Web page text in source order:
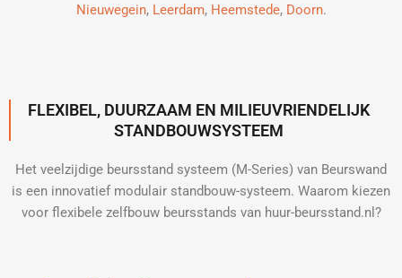
Nieuwegein, Leerdam, Heemstede, Doorn.
FLEXIBEL, DUURZAAM EN MILIEUVRIENDELIJK
STANDBOUWSYSTEEM
Het veelzijdige beursstand systeem (M-Series) van Beurswand
is een innovatief modulair standbouw-systeem. Waarom kiezen
voor flexibele zelfbouw beursstands van huur-beursstand.nl?